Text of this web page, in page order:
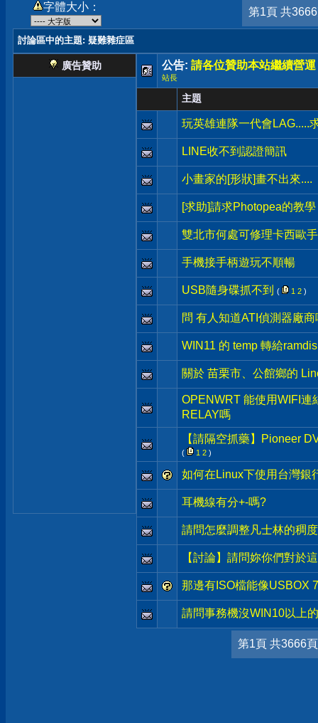
字體大小： 第1頁 共
討論區中的主題: 疑難雜症區
廣告贊助 公告: 請各位贊助本站繼續營運
站長
主題
玩英雄連隊一代會LAG.....
LINE收不到認證簡訊
小畫家的[形狀]畫不出來....
[求助]請求Photopea的教學
雙北市何處可修理卡西歐
手機接手柄遊玩不順暢
USB隨身碟抓不到 ( 1 2 )
問 有人知道ATI偵測器廠商
WIN11 的 temp 轉給
關於 苗栗市、公館鄉的
OPENWRT 能使用WIFI連
RELAY嗎
【請隔空抓藥】Pioneer
( 1 2 )
如何在Linux下使用台灣銀
耳機線有分+-嗎?
請問怎麼調整凡士林的稠度
【討論】請問妳你們對於
那邊有ISO檔能像USBOX
請問事務機沒WIN10以上
第1頁 共3666頁